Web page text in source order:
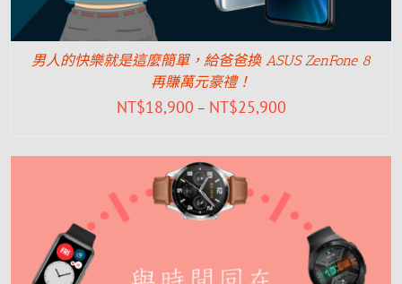
男人的快樂就是這麼簡單，給爸爸換 ASUS ZenFone 8
再賺萬元豪禮！
NT$18,900 – NT$25,900